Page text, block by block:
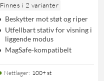
Finnes i 2 varianter
Beskytter mot støt og riper
Utfellbart stativ for visning i
liggende modus
MagSafe-kompatibelt
Nettlager: 100+ st